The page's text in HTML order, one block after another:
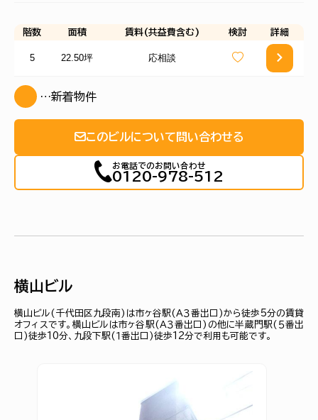
階数 面積 賃料(共益費含む) 検討 詳細
5 22.50坪 応相談
…新着物件
このビルについて問い合わせる
お電話でのお問い合わせ
0120-978-512
横山ビル
横山ビル(千代田区九段南)は市ヶ谷駅(Ａ３番出口)から徒歩5分の賃貸
オフィスです。横山ビルは市ヶ谷駅(Ａ３番出口)の他に半蔵門駅(５番出
口)徒歩10分、九段下駅(１番出口)徒歩12分で利用も可能です。